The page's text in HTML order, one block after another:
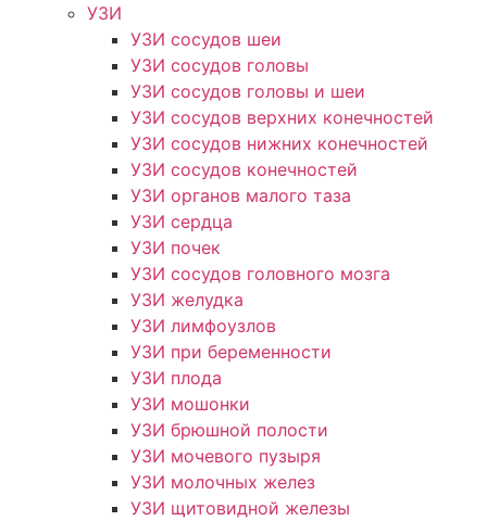
УЗИ
УЗИ сосудов шеи
УЗИ сосудов головы
УЗИ сосудов головы и шеи
УЗИ сосудов верхних конечностей
УЗИ сосудов нижних конечностей
УЗИ сосудов конечностей
УЗИ органов малого таза
УЗИ сердца
УЗИ почек
УЗИ сосудов головного мозга
УЗИ желудка
УЗИ лимфоузлов
УЗИ при беременности
УЗИ плода
УЗИ мошонки
УЗИ брюшной полости
УЗИ мочевого пузыря
УЗИ молочных желез
УЗИ щитовидной железы